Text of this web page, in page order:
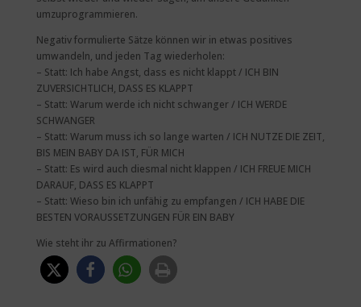
umzuprogrammieren.
Negativ formulierte Sätze können wir in etwas positives
umwandeln, und jeden Tag wiederholen:
– Statt: Ich habe Angst, dass es nicht klappt / ICH BIN
ZUVERSICHTLICH, DASS ES KLAPPT
– Statt: Warum werde ich nicht schwanger / ICH WERDE
SCHWANGER
– Statt: Warum muss ich so lange warten / ICH NUTZE DIE ZEIT,
BIS MEIN BABY DA IST, FÜR MICH
– Statt: Es wird auch diesmal nicht klappen / ICH FREUE MICH
DARAUF, DASS ES KLAPPT
– Statt: Wieso bin ich unfähig zu empfangen / ICH HABE DIE
BESTEN VORAUSSETZUNGEN FÜR EIN BABY
Wie steht ihr zu Affirmationen?